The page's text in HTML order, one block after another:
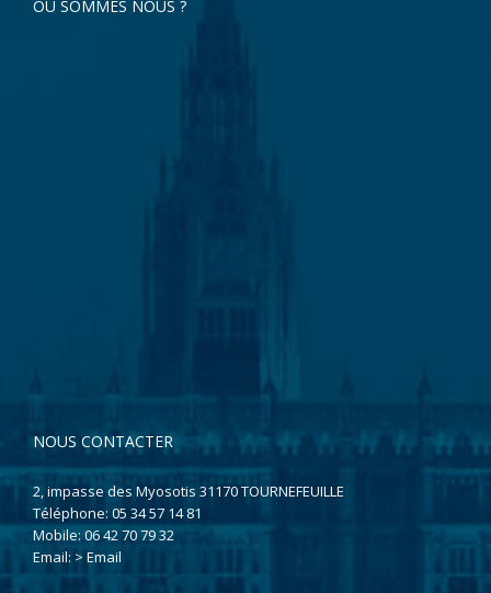
OÙ SOMMES NOUS ?
NOUS CONTACTER
2, impasse des Myosotis 31170 TOURNEFEUILLE
Téléphone: 05 34 57 14 81
Mobile: 06 42 70 79 32
Email: > Email